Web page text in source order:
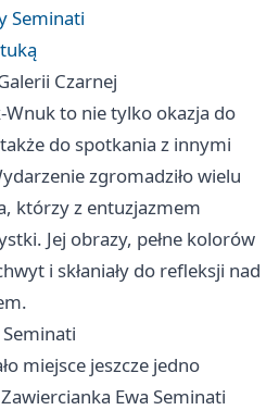
Seminati
Czarnej
to nie tylko okazja do
do spotkania z innymi
zgromadziło wielu
którzy z entuzjazmem
Jej obrazy, pełne kolorów
i skłaniały do refleksji nad
miejsce jeszcze jedno
Ewa Seminati